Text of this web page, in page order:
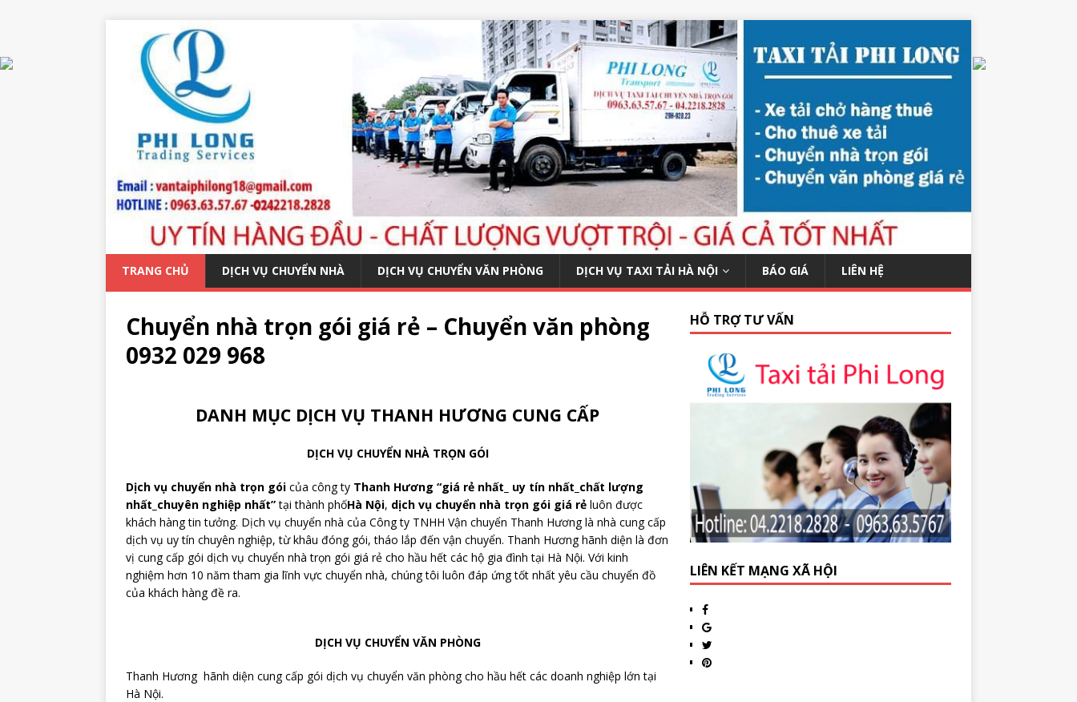
TRANG CHỦ DỊCH VỤ CHUYỂN NHÀ DỊCH VỤ CHUYỂN VĂN PHÒNG DỊCH VỤ TAXI TẢI HÀ NỘI BÁO GIÁ LIÊN HỆ
Chuyển nhà trọn gói giá rẻ – Chuyển văn phòng
0932 029 968
DANH MỤC DỊCH VỤ THANH HƯƠNG CUNG CẤP
DỊCH VỤ CHUYỂN NHÀ TRỌN GÓI
Dịch vụ chuyển nhà trọn gói của công ty Thanh Hương “giá rẻ nhất_ uy tín nhất_chất lượng
nhất_chuyên nghiệp nhất”tại thành phốHà Nội, dịch vụ chuyển nhà trọn gói giá rẻ luôn được
khách hàng tin tưởng. Dịch vụ chuyển nhà của Công ty TNHH Vận chuyển Thanh Hương là nhà cung cấp
dịch vụ uy tín chuyên nghiệp, từ khâu đóng gói, tháo lắp đến vận chuyển. Thanh Hương hãnh diện là đơn
vị cung cấp gói dịch vụ chuyển nhà trọn gói giá rẻ cho hầu hết các hộ gia đình tại Hà Nội. Với kinh
nghiệm hơn 10 năm tham gia lĩnh vực chuyển nhà, chúng tôi luôn đáp ứng tốt nhất yêu cầu chuyển đồ
của khách hàng đề ra.
DỊCH VỤ CHUYỂN VĂN PHÒNG
Thanh Hương hãnh diện cung cấp gói dịch vụ chuyển văn phòng cho hầu hết các doanh nghiệp lớn tại
Hà Nội.
HỖ TRỢ TƯ VẤN
LIÊN KẾT MẠNG XÃ HỘI